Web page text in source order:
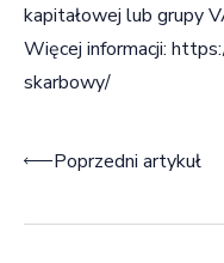
kapitałowej lub grupy
Więcej informacji:
skarbowy/
Nawigacja wpisu
Poprzedni artykuł